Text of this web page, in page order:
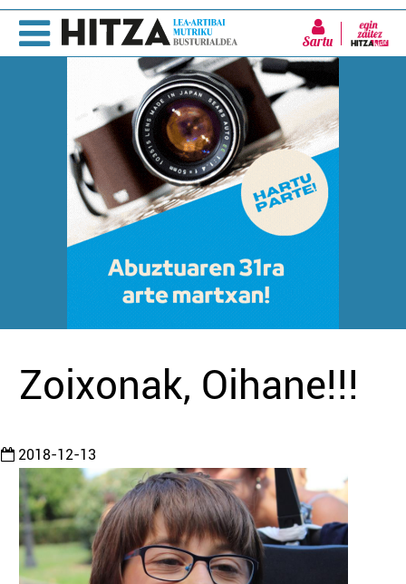
Sartu
Zoixonak, Oihane!!!
2018-12-13